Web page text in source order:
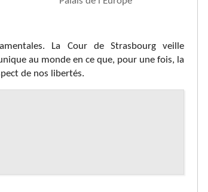
La Cour de Strasbourg veille
au monde en ce que, pour une fois, la
de nos libertés.